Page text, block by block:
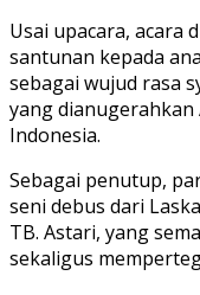
Usai upacara, acara
santunan kepada
sebagai wujud rasa
yang dianugerahkan
Indonesia.
Sebagai penutup,
seni debus dari
TB. Astari, yang
sekaligus